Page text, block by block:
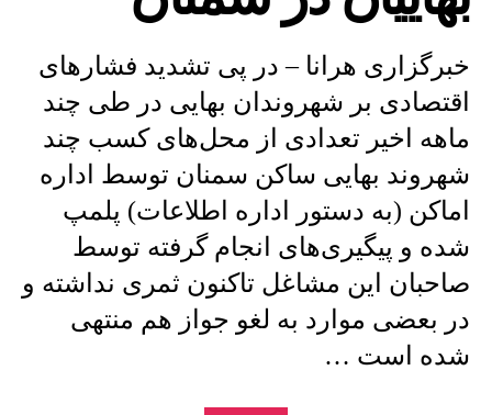
خبرگزاری هرانا – در پی تشدید فشارهای
اقتصادی بر شهروندان بهایی در طی چند
ماهه اخیر تعدادی از محل‌های کسب چند
شهروند بهایی ساکن سمنان توسط اداره
اماکن (به دستور اداره اطلاعات) پلمپ
شده و پیگیری‌های انجام گرفته توسط
صاحبان این مشاغل تاکنون ثمری نداشته و
در بعضی موارد به لغو جواز هم منتهی
شده است …